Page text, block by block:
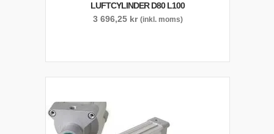
LUFTCYLINDER D80 L100
3 696,25 kr (inkl. moms)